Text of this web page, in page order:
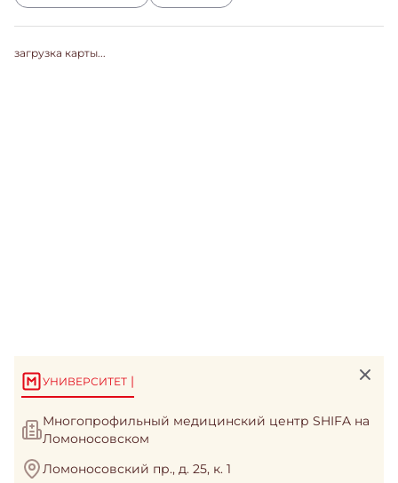
загрузка карты...
УНИВЕРСИТЕТ |
Многопрофильный медицинский центр SHIFA на
Ломоносовском
Ломоносовский пр., д. 25, к. 1